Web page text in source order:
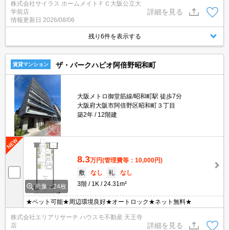
せ♪初期費用がご心配な方はクレジット決済が可能ですので安心して
お部屋探し頂けます。
株式会社サイラス ホームメイトＦＣ大阪公立大
学前店
情報更新日 2026/08/06
詳細を見る
残り6件を表示する
賃貸マンション ザ・パークハビオ阿倍野昭和町
大阪メトロ御堂筋線/昭和町駅 徒歩7分
大阪府大阪市阿倍野区昭和町３丁目
築2年
12階建
画像：24枚
8.3万円(管理費等：10,000円)
敷
なし 礼
なし
3階
1K 24.31m²
★ペット可能★周辺環境良好★オートロック★ネット無料★
株式会社エリアリサーチ ハウスモ不動産 天王寺
店
詳細を見る